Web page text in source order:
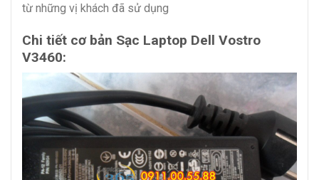
từ những vị khách đã sử dụng
Chi tiết cơ bản Sạc Laptop Dell Vostro
V3460: